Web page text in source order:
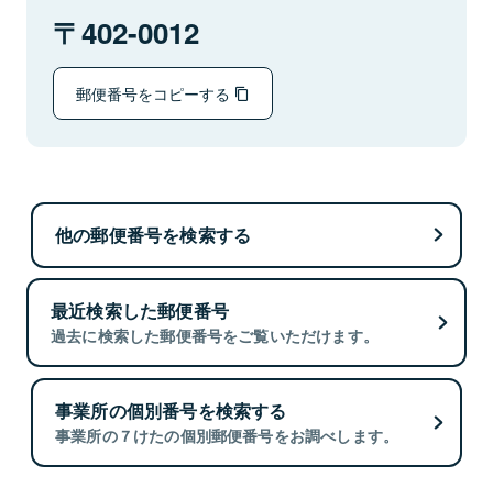
402-0012
郵便番号をコピーする
他の郵便番号を検索する
最近検索した郵便番号
過去に検索した郵便番号をご覧いただけます。
事業所の個別番号を検索する
事業所の７けたの個別郵便番号をお調べします。